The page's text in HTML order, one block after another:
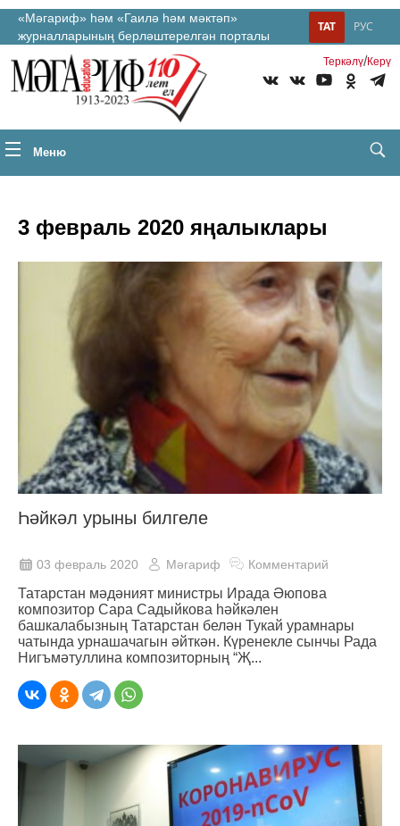
«Мәгариф» һәм «Гаилә һәм мәктәп»
журналларының берләштерелгән порталы
РУС
ТАТ
Теркəлү/Керү
Меню
3 февраль 2020 яңалыклары
Һәйкәл урыны билгеле
03 февраль 2020 Мәгариф Комментарий
Татарстан мәдәният министры Ирада Әюпова
композитор Сара Садыйкова һәйкәлен
башкалабызның Татарстан белән Тукай урамнары
чатында урнашачагын әйткән. Күренекле сынчы Рада
Нигъмәтуллина композиторның “Җ...